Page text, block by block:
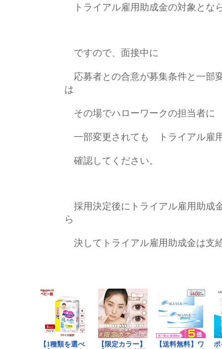
トライアル雇用助成金の対象とな
ですので、面接中に
応募者との合意が募集条件と一部
は
その場でハローワークの担当者に
一部変更されても トライアル雇
確認してください。
採用決定後にトライアル雇用助成
ら
決してトライアル雇用助成金は支